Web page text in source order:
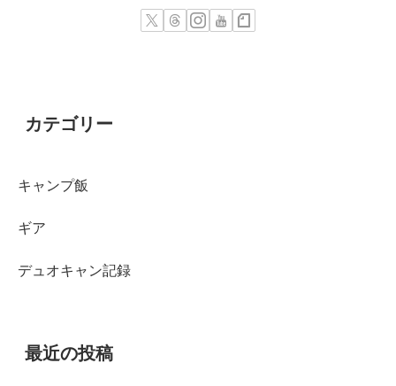
カテゴリー
キャンプ飯
ギア
デュオキャン記録
最近の投稿